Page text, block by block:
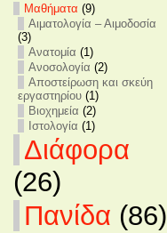
Mαθήματα (9)
Αιματολογία – Αιμοδοσία
(3)
Ανατομία (1)
Ανοσολογία (2)
Αποστείρωση και σκεύη
εργαστηρίου(1)
Βιοχημεία (2)
Ιστολογία (1)
Διάφορα
(26)
Πανίδα (86)